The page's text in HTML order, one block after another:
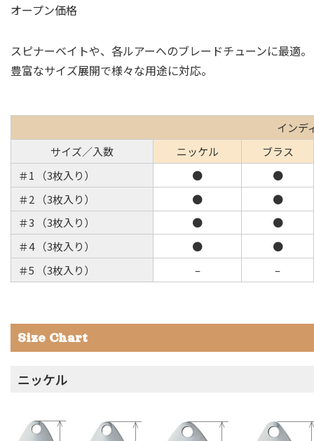
オープン価格
スピナーベイトや、各ルアーへのブレードチューンに最適。
豊富なサイズ展開で様々な用途に対応。
インデ
サイズ／入数
ニッケル
ブラス
＃1 （3枚入り）
●
●
＃2 （3枚入り）
●
●
＃3 （3枚入り）
●
●
＃4 （3枚入り）
●
●
＃5 （3枚入り）
– –
Size Chart
ニッケル